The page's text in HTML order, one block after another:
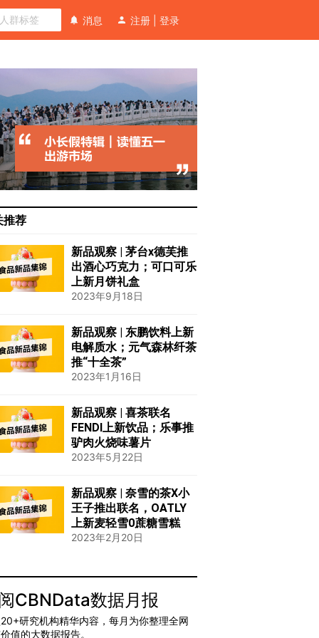
消息 注册 登录
推荐
新品观察 | 茅台x德芙推
出酒心巧克力；可口可乐
上新月饼礼盒
2023年9月18日
新品观察 | 东鹏饮料上新
电解质水；元气森林纤茶
推“十全茶”
2023年1月16日
新品观察 | 喜茶联名
FENDI上新饮品；乐事推
驴肉火烧味薯片
2023年5月22日
新品观察 | 奈雪的茶X小
王子推出联名，OATLY
上新麦轻雪0蔗糖雪糕
2023年2月20日
CBNData数据月报
研究机构精华内容，每月为你整理全网
值的大数据报告。